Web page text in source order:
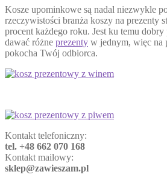
Kosze upominkowe są nadal niezwykle
rzeczywistości branża koszy na prezenty
procent każdego roku. Jest ku temu
dawać różne prezenty w jednym, więc na
pokocha Twój odbiorca.
Kontakt telefoniczny:
tel. +48 662 070 168
Kontakt mailowy:
sklep@zawieszam.pl